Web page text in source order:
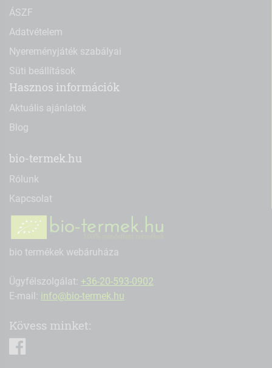
ÁSZF
Adatvételem
Nyereményjáték szabályai
Süti beállítások
Hasznos információk
Aktuális ajánlatok
Blog
bio-termek.hu
Rólunk
Kapcsolat
bio termékek webáruháza
Ügyfélszolgálat: +36-20-593-0902
E-mail: info@bio-termek.hu
Kövess minket: